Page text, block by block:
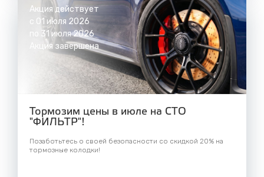
Акция действует
с 01 июля 2026
по 31 июля 2026
Акция завершена
Тормозим цены в июле на СТО
"ФИЛЬТР"!
Позаботьтесь о своей безопасности со скидкой 20% на
тормозные колодки!